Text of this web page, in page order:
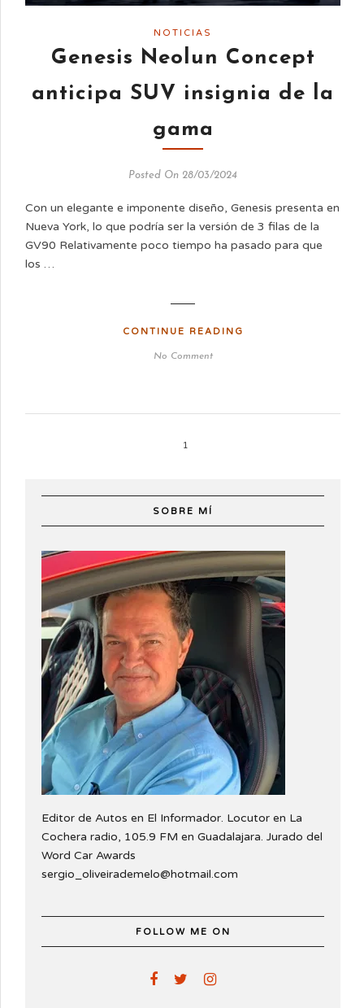
NOTICIAS
Genesis Neolun Concept
anticipa SUV insignia de la
gama
Posted On 28/03/2024
Con un elegante e imponente diseño, Genesis presenta en
Nueva York, lo que podría ser la versión de 3 filas de la
GV90 Relativamente poco tiempo ha pasado para que
los …
CONTINUE READING
No Comment
1
SOBRE MÍ
Editor de Autos en El Informador. Locutor en La
Cochera radio, 105.9 FM en Guadalajara. Jurado del
Word Car Awards
sergio_oliveirademelo@hotmail.com
FOLLOW ME ON